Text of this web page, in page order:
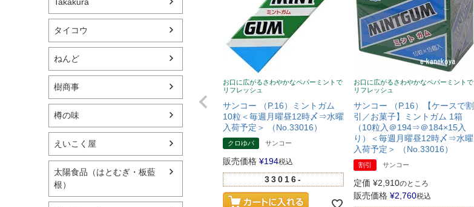
Takakura
タイコウ
ねんど
樹商事
樽の味
えいこく屋
太陽食品（はとむぎ・板藍
根）
お口に広がるさわやかなペパーミントで
リフレッシュ
サンコー （P.16）ミントガム
10粒＜毎週月曜昼12時〆⇒水曜
入荷予定＞ （No.33016）
クロゆパ サンコー
販売価格 ¥194税込
33016-
お口に広がるさわやかなペパーミントで
リフレッシュ
サンコー （P.16）【ケースで割
引／お菓子】ミントガム 1箱
（10粒入＠194⇒＠184×15入
り）＜毎週月曜昼12時〆⇒水曜
入荷予定＞ （No.33016）
割引 サンコー
定価 ¥2,910のところ
販売価格 ¥2,760税込